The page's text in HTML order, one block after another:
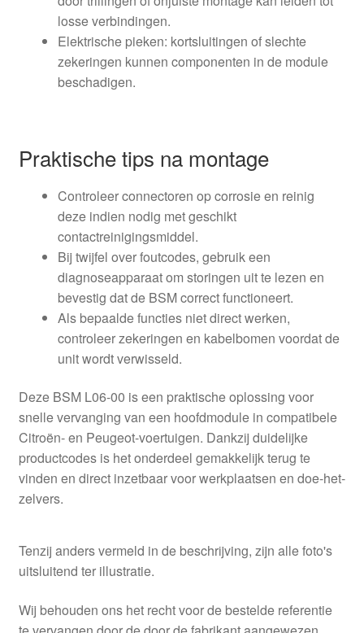
losse verbindingen.
Elektrische pieken: kortsluitingen of slechte
zekeringen kunnen componenten in de module
beschadigen.
Praktische tips na montage
Controleer connectoren op corrosie en reinig
deze indien nodig met geschikt
contactreinigingsmiddel.
Bij twijfel over foutcodes, gebruik een
diagnoseapparaat om storingen uit te lezen en
bevestig dat de BSM correct functioneert.
Als bepaalde functies niet direct werken,
controleer zekeringen en kabelbomen voordat de
unit wordt verwisseld.
Deze BSM L06-00 is een praktische oplossing voor
snelle vervanging van een hoofdmodule in compatibele
Citroën- en Peugeot-voertuigen. Dankzij duidelijke
productcodes is het onderdeel gemakkelijk terug te
vinden en direct inzetbaar voor werkplaatsen en doe-het-
zelvers.
Tenzij anders vermeld in de beschrijving, zijn alle foto's
uitsluitend ter illustratie.
Wij behouden ons het recht voor de bestelde referentie